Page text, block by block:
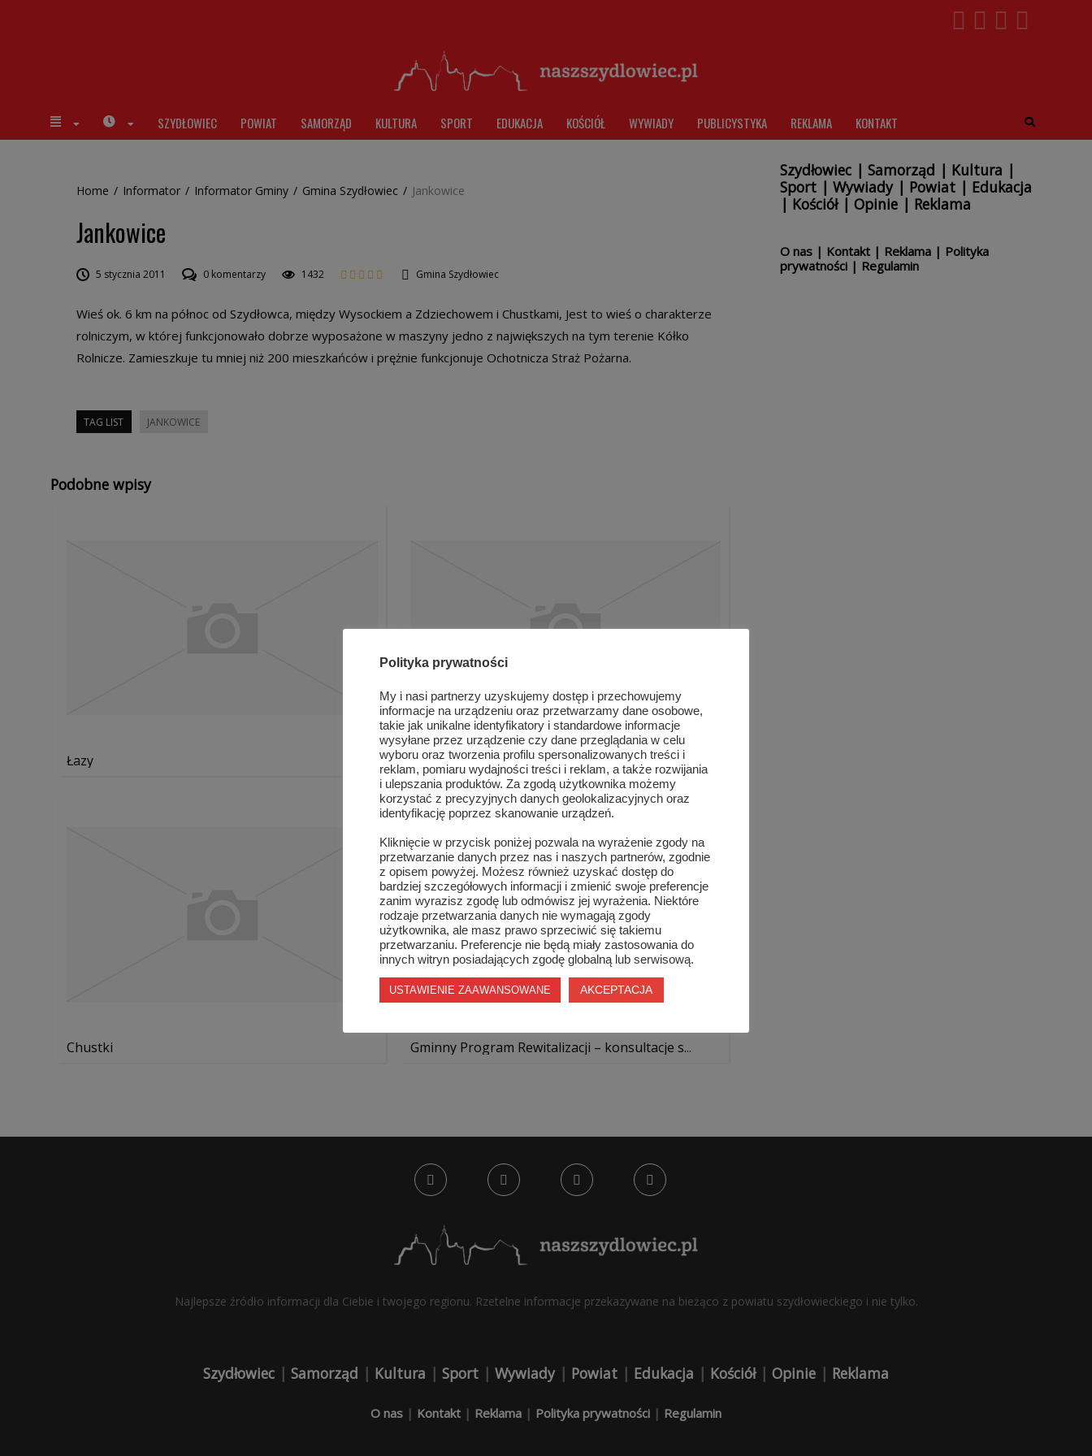
SZYDŁOWIEC POWIAT SAMORZĄD KULTURA SPORT EDUKACJA KOŚCIÓŁ WYWIADY PUBLICYSTYKA REKLAMA KONTAKT
Home / Informator / Informator Gminy / Gmina Szydłowiec / Jankowice
Jankowice
5 stycznia 2011 0 komentarzy 1432 Gmina Szydłowiec
Wieś ok. 6 km na północ od Szydłowca, między Wysockiem a Zdziechowem i Chustkami, Jest to wieś o charakterze
rolniczym, w której funkcjonowało dobrze wyposażone w maszyny jedno z największych na tym terenie Kółko
Rolnicze. Zamieszkuje tu mniej niż 200 mieszkańców i prężnie funkcjonuje Ochotnicza Straż Pożarna.
TAG LIST JANKOWICE
Podobne wpisy
Łazy Szydłówek
Chustki Gminny Program Rewitalizacji – konsultacje s...
Szydłowiec| Samorząd | Kultura |
Sport| Wywiady| Powiat| Edukacja
| Kościół| Opinie| Reklama
O nas| Kontakt| Reklama| Polityka
prywatności| Regulamin
Najlepsze źródło informacji dla Ciebie i twojego regionu. Rzetelne informacje przekazywane na bieżąco z powiatu szydłowieckiego i nie tylko.
Szydłowiec | Samorząd | Kultura | Sport | Wywiady| Powiat | Edukacja | Kościół| Opinie | Reklama
O nas | Kontakt | Reklama | Polityka prywatności | Regulamin
Polityka prywatności
My i nasi partnerzy uzyskujemy dostęp i przechowujemy
informacje na urządzeniu oraz przetwarzamy dane osobowe,
takie jak unikalne identyfikatory i standardowe informacje
wysyłane przez urządzenie czy dane przeglądania w celu
wyboru oraz tworzenia profilu spersonalizowanych treści i
reklam, pomiaru wydajności treści i reklam, a także rozwijania
i ulepszania produktów. Za zgodą użytkownika możemy
korzystać z precyzyjnych danych geolokalizacyjnych oraz
identyfikację poprzez skanowanie urządzeń.
Kliknięcie w przycisk poniżej pozwala na wyrażenie zgody na
przetwarzanie danych przez nas i naszych partnerów, zgodnie
z opisem powyżej. Możesz również uzyskać dostęp do
bardziej szczegółowych informacji i zmienić swoje preferencje
zanim wyrazisz zgodę lub odmówisz jej wyrażenia. Niektóre
rodzaje przetwarzania danych nie wymagają zgody
użytkownika, ale masz prawo sprzeciwić się takiemu
przetwarzaniu. Preferencje nie będą miały zastosowania do
innych witryn posiadających zgodę globalną lub serwisową.
USTAWIENIE ZAAWANSOWANE AKCEPTACJA